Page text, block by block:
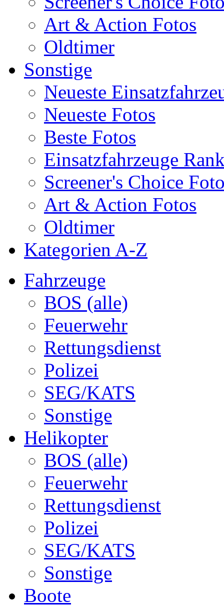
Art & Action Fotos
Oldtimer
Sonstige
Neueste
Neueste Fotos
Beste Fotos
Einsatzfahrzeuge
Screener's Choice
Art & Action Fotos
Oldtimer
Kategorien A-Z
Fahrzeuge
BOS (alle)
Feuerwehr
Rettungsdienst
Polizei
SEG/KATS
Sonstige
Helikopter
BOS (alle)
Feuerwehr
Rettungsdienst
Polizei
SEG/KATS
Sonstige
Boote